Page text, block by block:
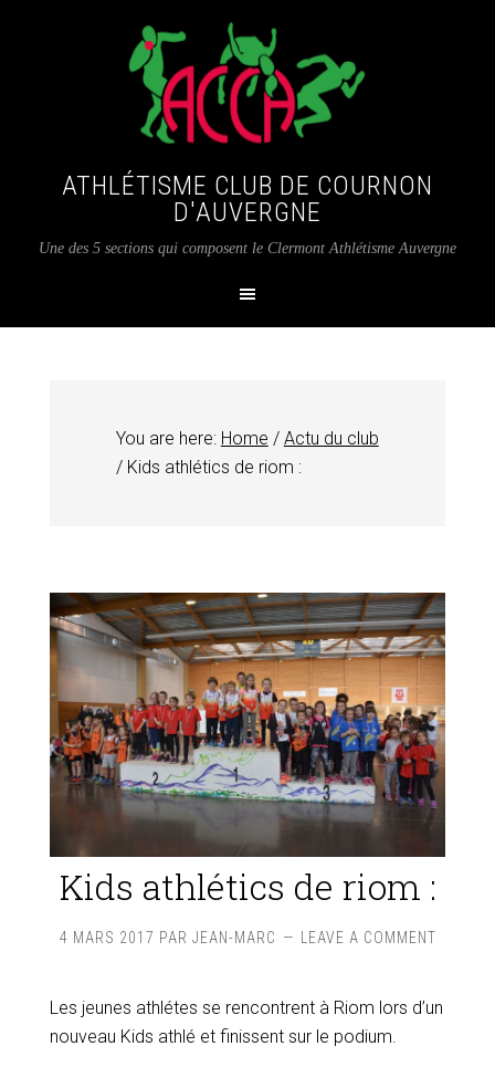
ATHLÉTISME CLUB DE COURNON
D'AUVERGNE
Une des 5 sections qui composent le Clermont Athlétisme Auvergne
You are here: Home / Actu du club
/Kids athlétics de riom :
Kids athlétics de riom :
4 MARS 2017 PAR JEAN-MARC LEAVE A COMMENT
Les jeunes athlétes se rencontrent à Riom lors d’un
nouveau Kids athlé et finissent sur le podium.